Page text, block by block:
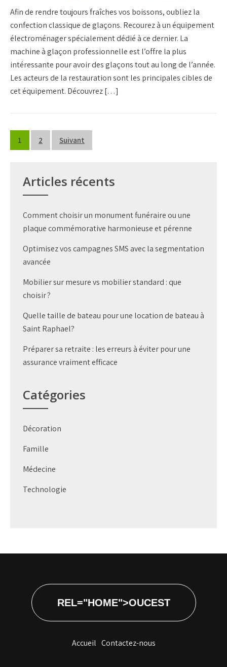
Afin de rendre toujours fraîches vos boissons, oubliez la
confection classique de glaçons. Recourez à un équipement
électroménager spécialement dédié à ce dernier. La
machine à glaçon professionnelle est l’offre la plus
intéressante pour avoir des glaçons tout au long de l’année.
Les acteurs de la restauration sont les principales cibles de
cet équipement. Découvrez […]
Pagination
des
1 2 Suivant
Articles récents
Comment choisir un monument funéraire ou une
plaque commémorative harmonieuse et pérenne
Optimisez vos campagnes SMS avec la segmentation
avancée
Mobilier sur mesure vs mobilier standard : que
choisir ?
Quelle taille de bateau pour une location de bateau à
Saint Raphael?
Préparer sa retraite : les erreurs à éviter pour une
assurance vraiment efficace
Catégories
Décoration
Famille
Médecine
Technologie
REL="HOME">OUCEST
Accueil Contactez-nous